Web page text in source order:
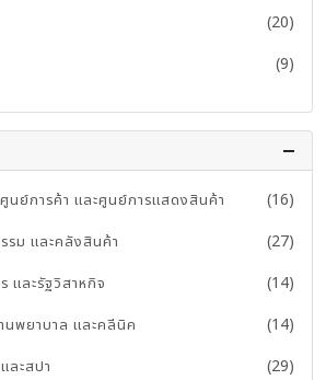
(20)
(9)
นย์การค้า และศูนย์การแสดงสินค้า (16)
รม และคลังสินค้า (27)
และรัฐวิสาหกิจ (14)
นพยาบาล และคลีนิค (14)
ละสปา (29)